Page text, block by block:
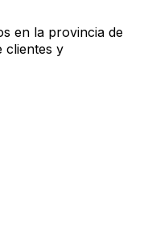
en la provincia de
clientes y